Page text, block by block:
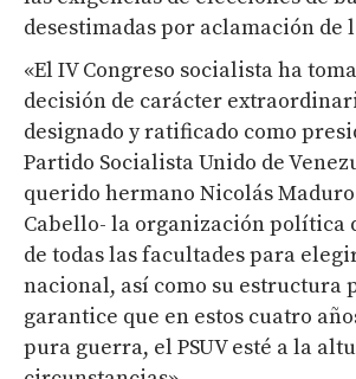
desestimadas por aclamación de
«El IV Congreso socialista ha
decisión de carácter
designado y ratificado como
Partido Socialista Unido de
querido hermano Nicolás
Cabello- la organización política
de todas las facultades para
nacional, así como su estructura
garantice que en estos cuatro
pura guerra, el PSUV esté a la